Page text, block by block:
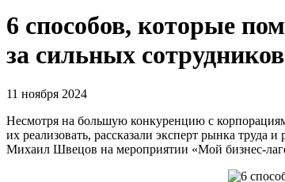
6 способов, которые
за сильных сотрудников
11 ноября 2024
Несмотря на большую конкуренцию с
их реализовать, рассказали эксперт рынка
Михаил Швецов на мероприятии «Мой бизнес-